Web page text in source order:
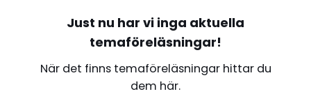
Just nu har vi inga aktuella
temaföreläsningar!
När det finns temaföreläsningar hittar du
dem här.